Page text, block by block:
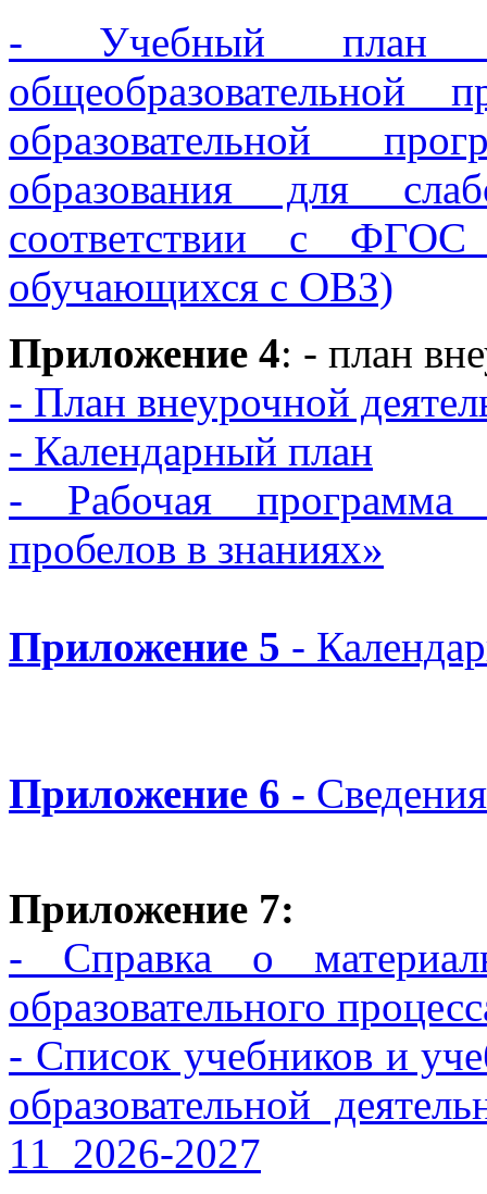
- Учебный план
общеобразовательной
образовательной
образования для
соответствии с
обучающихся с ОВЗ)
Приложение 4: - план
- План внеурочной
- Календарный план
- Рабочая программа
пробелов в знаниях»
Приложение 5 -
Приложение 6 -
Приложение 7:
- Справка о
образовательного
- Список учебников и
образовательной
11_2026-2027